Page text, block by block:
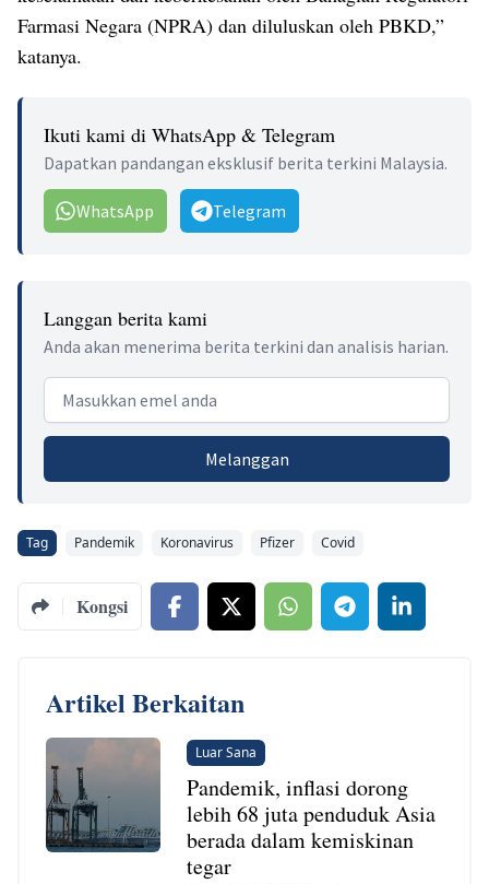
Farmasi Negara (NPRA) dan diluluskan oleh PBKD,”
katanya.
Ikuti kami di WhatsApp & Telegram
Dapatkan pandangan eksklusif berita terkini Malaysia.
WhatsApp Telegram
Langgan berita kami
Anda akan menerima berita terkini dan analisis harian.
Email address
Melanggan
Tag Pandemik Koronavirus Pfizer Covid
Kongsi
Artikel Berkaitan
Luar Sana
Pandemik, inflasi dorong
lebih 68 juta penduduk Asia
berada dalam kemiskinan
tegar